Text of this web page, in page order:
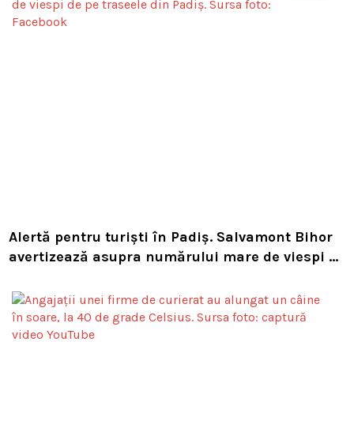
Alertă pentru turiști în Padiș. Salvamont Bihor
avertizează asupra numărului mare de viespi de